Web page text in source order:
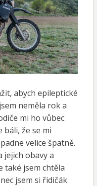
abych epileptické
neměla rok a
mi ho vůbec
báli, že se mi
velice špatně.
jejich obavy a
také jsem chtěla
jsem si řidičák